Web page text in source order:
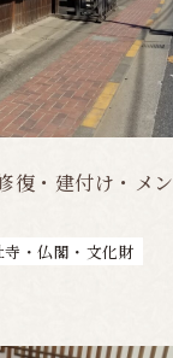
・建付け・メン
寺・仏閣・文化財